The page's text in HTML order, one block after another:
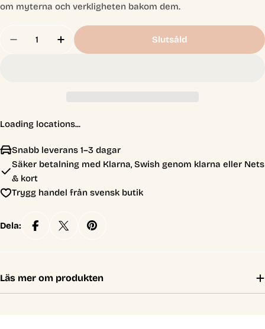
om myterna och verkligheten bakom dem.
Minska Antal För The World Of Norse Mythology
Öka Antal För The World Of Norse
Slutsåld
Loading locations...
Snabb leverans 1–3 dagar
Säker betalning med Klarna, Swish genom klarna eller Nets
& kort
Trygg handel från svensk butik
Dela:
Läs mer om produkten